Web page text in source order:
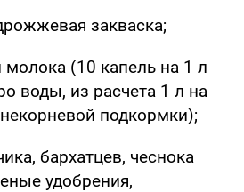
закваска;
молока (10 капель на 1 л
воды, из расчета 1 л на
подкормки);
бархатцев, чеснока
удобрения,